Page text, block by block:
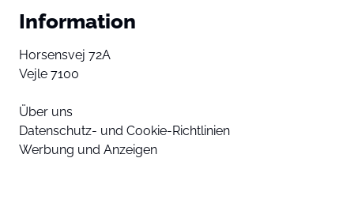
Information
Horsensvej 72A
Vejle 7100
Über uns
Datenschutz- und Cookie-Richtlinien
Werbung und Anzeigen